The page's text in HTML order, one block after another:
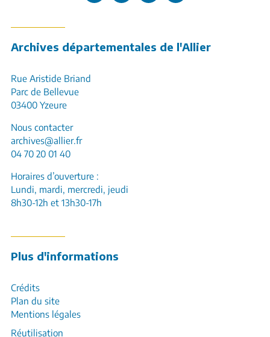
Archives départementales de l'Allier
Rue Aristide Briand
Parc de Bellevue
03400 Yzeure
Nous contacter
archives@allier.fr
04 70 20 01 40
Horaires d’ouverture :
Lundi, mardi, mercredi, jeudi
8h30-12h et 13h30-17h
Plus d'informations
Crédits
Plan du site
Mentions légales
Réutilisation